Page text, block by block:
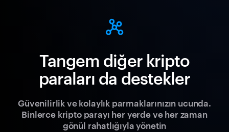
Tangem diğer kripto
paraları da destekler
Güvenilirlik ve kolaylık parmaklarınızın ucunda.
Binlerce kripto parayı her yerde ve her zaman
gönül rahatlığıyla yönetin